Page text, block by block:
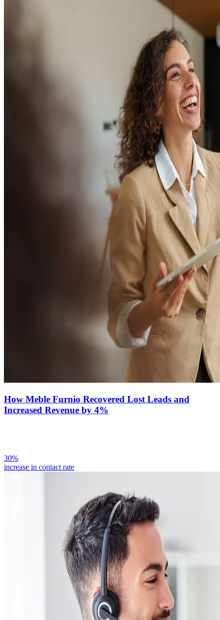
How Meble Furnio Recovered Lost Leads and
Increased Revenue by 4%
30%
increase in contact rate